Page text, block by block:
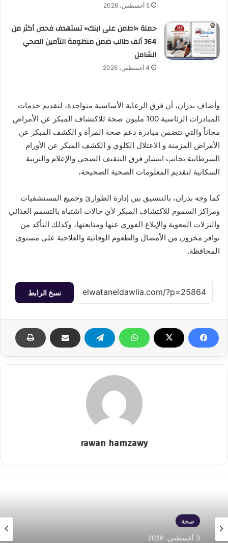
5 أغسطس، 2026
حملة «اطمن على ابنك» تستهدف فحص أكثر من
364 ألف طالب ضمن منظومة التأمين الصحي
الشامل
4 أغسطس، 2026
وأضاف بدران، أن فرق الرعاية الأساسية متواجدة، لتقديم خدمات
المبادرات الرئاسية 100 مليون صحة للاكتشاف المبكر عن الأمراض
مجاناً والتي تتضمن مبادرة دعم صحة المرأة و الكشف المبكر عن
الأمراض المزمنة و الاعتلال الكلوي و الكشف المبكر عن الأورام
السرطانية بجانب انتشار فرق التثقيف الصحي والإعلام والتربية
السكانية لتقديم المعلومات الصحية الصحيحة،
كما وجه بدران، بالتنسيق بين إدارة الطوارئ وجميع المستشفيات
ومراكز السموم للاكتشاف المبكر لأي حالات اشتباه بالتسمم الغذائي
والنزلات المعوية والإبلاغ الفوري عنها ومتابعتها، وكذلك التأكد من
توافر مخزون من الأمصال والطعوم الوقائية والعلاجية على مستوى
المحافظة.
نسخ الرابط
rawan hamzawy
صحة
صحة
3 أغسطس، 2026